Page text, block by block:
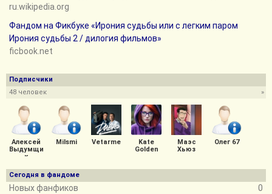
ru.wikipedia.org
Фандом на Фикбуке «Ирония судьбы или с легким паром
Ирония судьбы 2 / дилогия фильмов»
ficbook.net
Подписчики
48 человек
»
Алексей
Выдумщи
к
Milsmi Vetarme
Kate
Golden
Маэс
Хьюз
Олег 67
Сегодня в фандоме
Новых фанфиков
0